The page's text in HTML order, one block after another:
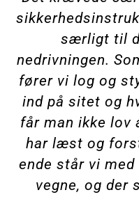
særligt til
nedrivningen.
fører vi log og
ind på sitet og
får man ikke lov
har læst og
ende står vi
vegne, og der